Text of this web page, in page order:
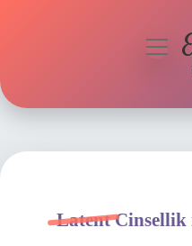
Hakkımızda
Latent Cinsellik